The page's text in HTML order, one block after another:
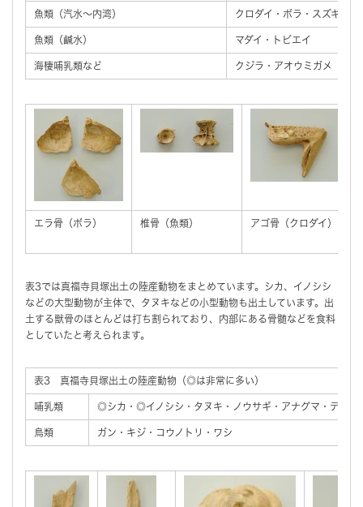
魚類（汽水～内湾） クロダイ・ボラ・スズキ
魚類（鹹水） マダイ・トビエイ
海棲哺乳類など クジラ・アオウミガメ
エラ骨（ボラ） 椎骨（魚類） アゴ骨（クロダイ）
表3では真福寺貝塚出土の陸産動物をまとめています。シカ、イノシシ
などの大型動物が主体で、タヌキなどの小型動物も出土しています。出
土する獣骨のほとんどは打ち割られており、内部にある骨髄などを食料
としていたと考えられます。
表3 真福寺貝塚出土の陸産動物（◎は非常に多い）
哺乳類 ◎シカ・◎イノシシ・タヌキ・ノウサギ・アナグマ・テン
鳥類 ガン・キジ・コウノトリ・ワシ